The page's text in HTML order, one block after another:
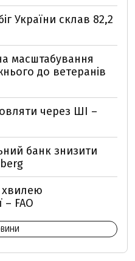
України склав 82,2
масштабування
до ветеранів
через ШІ –
банк знизити
хвилею
FAO